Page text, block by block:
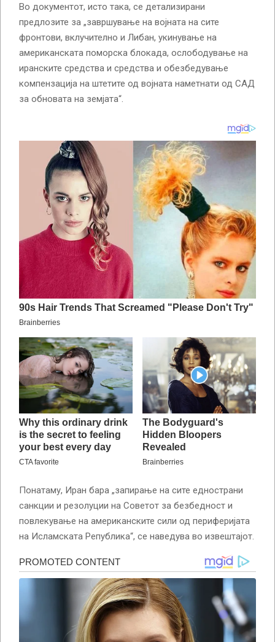
Во документот, исто така, се детализирани
предлозите за „завршување на војната на сите
фронтови, вклучително и Либан, укинување на
американската поморска блокада, ослободување на
иранските средства и средства и обезбедување
компензација на штетите од војната наметнати од САД
за обновата на земјата“.
Понатаму, Иран бара „запирање на сите еднострани
санкции и резолуции на Советот за безбедност и
повлекување на американските сили од периферијата
на Исламската Република“, се наведува во извештајот.